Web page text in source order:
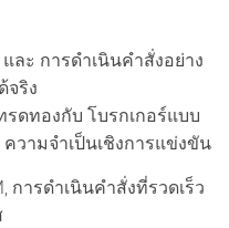
ละ การดำเนินคำสั่งอย่าง
จริง
ดทองกับ โบรกเกอร์แบบ
ความจำเป็นเชิงการแข่งขัน
ารดำเนินคำสั่งที่รวดเร็ว